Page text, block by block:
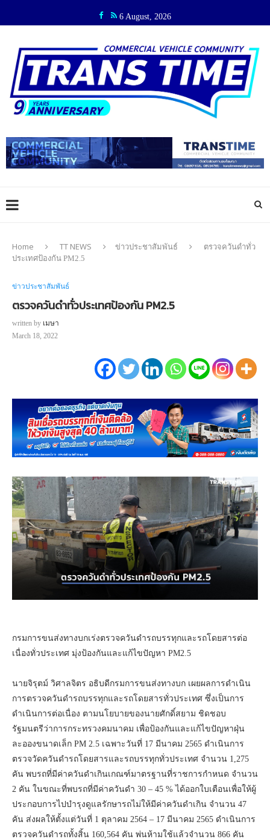
6 August, 2026
Home TT NEWS ข่าวประชาสัมพันธ์
ตรวจควันดำทั่ว
ประเทศป้องกัน PM2.5
ข่าวประชาสัมพันธ์
ตรวจควันดำทั่วประเทศป้องกัน PM2.5
written by เมษา
March 18, 2022
กรมการขนส่งทางบกเร่งตรวจควันดำรถบรรทุกและรถโดยสารต่อ
เนื่องทั่วประเทศ มุ่งป้องกันและแก้ไขปัญหา PM2.5
นายจิรุตม์ วิศาลจิตร อธิบดีกรมการขนส่งทางบก เผยผลการดำเนิน
การตรวจควันดำรถบรรทุกและรถโดยสารทั่วประเทศ ซึ่งเป็นการ
ดำเนินการต่อเนื่อง ตามนโยบายของนายศักดิ์สยาม ชิดชอบ
รัฐมนตรีว่าการกระทรวงคมนาคม เพื่อป้องกันและแก้ไขปัญหาฝุ่น
ละอองขนาดเล็ก PM 2.5 เฉพาะวันที่ 17 มีนาคม 2565 ดำเนินการ
ตรวจวัดควันดำรถโดยสารและรถบรรทุกทั่วประเทศ จำนวน 1,275
คัน พบรถที่มีค่าควันดำเกินเกณฑ์มาตรฐานที่ราชการกำหนด จำนวน
2 คัน ในขณะที่พบรถที่มีค่าควันดำ 30 – 45 % ได้ออกใบเตือนเพื่อให้ผู้
ประกอบการไปบำรุงดูแลรักษารถไม่ให้มีค่าควันดำเกิน จำนวน 47
คัน ส่งผลให้ตั้งแต่วันที่ 1 ตุลาคม 2564 – 17 มีนาคม 2565 ดำเนินการ
ตรวจควันดำรถทั้งสิ้น 160,564 คัน พ่นห้ามใช้แล้วจำนวน 866 คัน